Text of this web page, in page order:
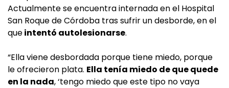
Actualmente se encuentra internada en el Hospital
San Roque de Córdoba tras sufrir un desborde, en el
queintentó autolesionarse.
“Ella viene desbordada porque tiene miedo, porque
le ofrecieron plata. Ella tenía miedo de que quede
en la nada, ‘tengo miedo que este tipo no vaya